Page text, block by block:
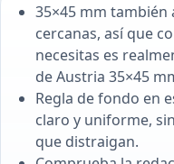
35×45 mm también
cercanas, así que
necesitas es
de Austria 35×45
Regla de fondo en
claro y uniforme,
que distraigan.